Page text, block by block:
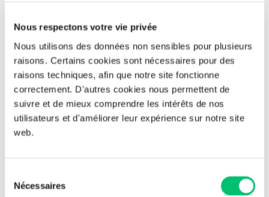
Nous respectons votre vie privée
Nous utilisons des données non sensibles pour plusieurs
raisons. Certains cookies sont nécessaires pour des
raisons techniques, afin que notre site fonctionne
correctement. D'autres cookies nous permettent de
suivre et de mieux comprendre les intérêts de nos
utilisateurs et d'améliorer leur expérience sur notre site
web.
Nécessaires
Y a t-il des subtilités ?
Nous pouvons
un compte local admin qui n’est pas le
compte par défaut. Mais également
fixer
plus tard par LAPS lors du cycle de reset).